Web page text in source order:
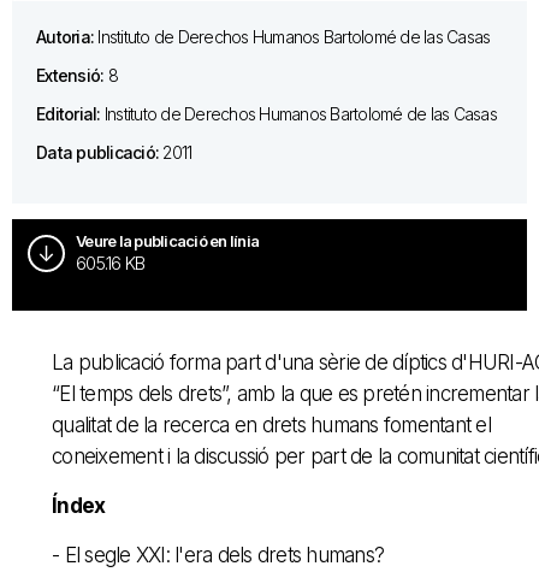
Autoria: Instituto de Derechos Humanos Bartolomé de las Casas
Extensió: 8
Editorial: Instituto de Derechos Humanos Bartolomé de las Casas
Data publicació: 2011
Veure la publicació en línia
605.16 KB
La publicació forma part d'una sèrie de díptics d'HURI-
“El temps dels drets”, amb la que es pretén incrementar
qualitat de la recerca en drets humans fomentant el
coneixement i la discussió per part de la comunitat
Índex
- El segle XXI: l'era dels drets humans?